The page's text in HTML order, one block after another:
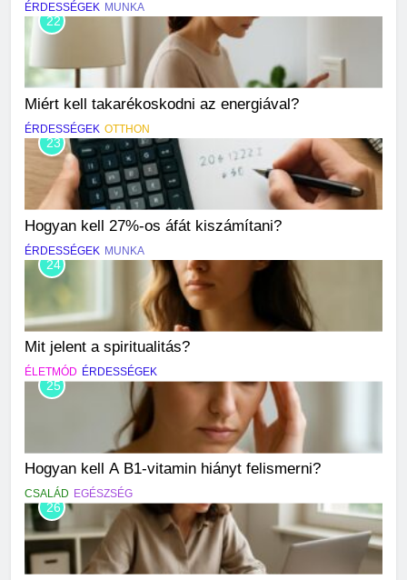
ÉRDESSÉGEK MUNKA
22
Miért kell takarékoskodni az energiával?
ÉRDESSÉGEK OTTHON
23
Hogyan kell 27%-os áfát kiszámítani?
ÉRDESSÉGEK MUNKA
24
Mit jelent a spiritualitás?
ÉLETMÓD ÉRDESSÉGEK
25
Hogyan kell A B1-vitamin hiányt felismerni?
CSALÁD EGÉSZSÉG
26